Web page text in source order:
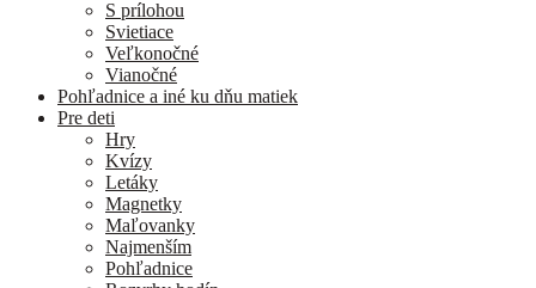
S prílohou
Svietiace
Veľkonočné
Vianočné
Pohľadnice a iné ku dňu matiek
Pre deti
Hry
Kvízy
Letáky
Magnetky
Maľovanky
Najmenším
Pohľadnice